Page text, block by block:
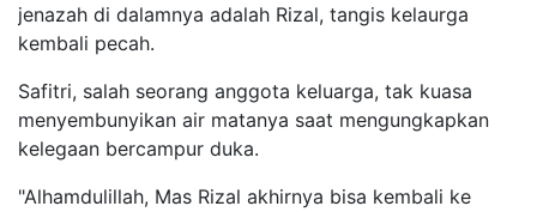
jenazah di dalamnya adalah Rizal, tangis kelaurga
kembali pecah.
Safitri, salah seorang anggota keluarga, tak kuasa
menyembunyikan air matanya saat mengungkapkan
kelegaan bercampur duka.
"Alhamdulillah, Mas Rizal akhirnya bisa kembali ke